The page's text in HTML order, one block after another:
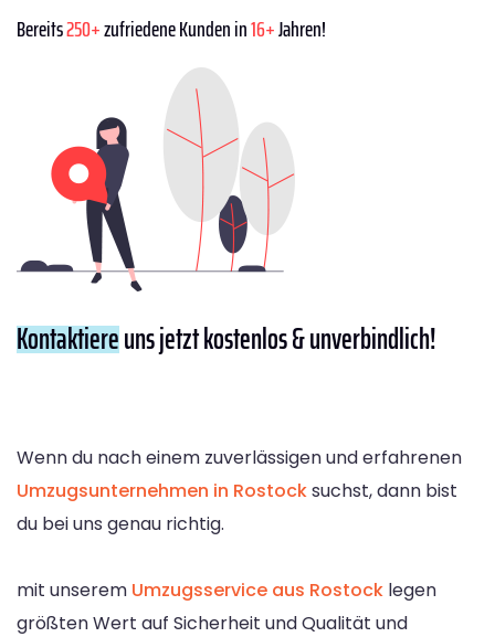
Bereits250+zufriedene Kunden in16+Jahren!
Kontaktiereuns jetzt kostenlos & unverbindlich!
Wenn du nach einem zuverlässigen und erfahrenen
Umzugsunternehmen in Rostocksuchst, dann bist
du bei uns genau richtig.
mit unserem Umzugsservice aus Rostock legen
größten Wert auf Sicherheit und Qualität und